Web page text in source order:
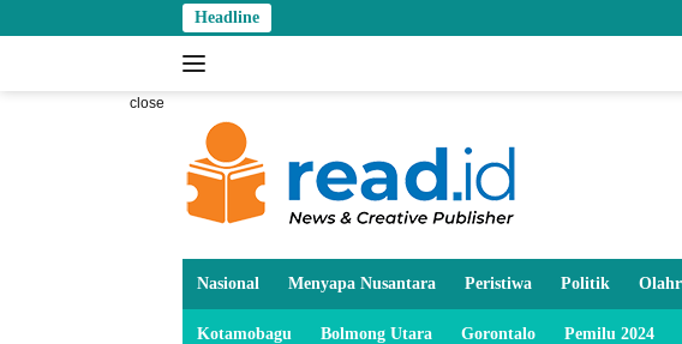
to
Headline
close
Nasional Menyapa Nusantara Peristiwa Politik
Kotamobagu Bolmong Utara Gorontalo Pemilu 2024